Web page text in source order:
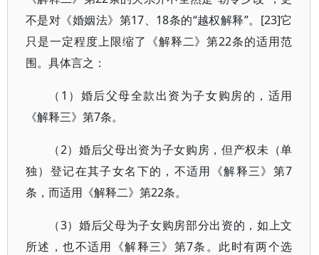
不是对《婚姻法》第17、18条的“越权解释”。[23]它
只是一定程度上限缩了《解释二》第22条的适用范
围。具体言之：
（1）婚后父母全款出资为子女购房的，适用
《解释三》第7条。
（2）婚后父母出资为子女购房，但产权未（单
独）登记在其子女名下的，不适用《解释三》第7
条，而适用《解释二》第22条。
（3）婚后父母为子女购房部分出资的，如上文
所述，也不适用《解释三》第7条。此时有两个选